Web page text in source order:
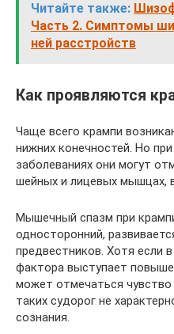
Читайте также:
Часть 2. Симптомы
ней расстройств
Как проявляются
Чаще всего крампи
нижних конечностей. Но
заболеваниях они могут
шейных и лицевых мышцах,
Мышечный спазм при
односторонний,
предвестников. Хотя если
фактора выступает
может отмечаться
таких судорог не
сознания.